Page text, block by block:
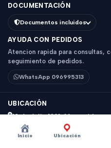
Inicio Ubicación
DOCUMENTACIÓN
Documentos incluidos
AYUDA CON PEDIDOS
Atencion rapida para consultas,
seguimiento de pedidos.
WhatsApp 096995313
UBICACIÓN
18 de Julio 1831, Montevideo
Horario: 9 a 18 hs